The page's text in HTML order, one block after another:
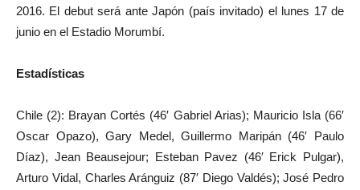
2016. El debut será ante Japón (país invitado) el lunes 17 de
junio en el Estadio Morumbí.
Estadísticas
Chile (2): Brayan Cortés (46′ Gabriel Arias); Mauricio Isla (66′
Oscar Opazo), Gary Medel, Guillermo Maripán (46′ Paulo
Díaz), Jean Beausejour; Esteban Pavez (46′ Erick Pulgar),
Arturo Vidal, Charles Aránguiz (87′ Diego Valdés); José Pedro